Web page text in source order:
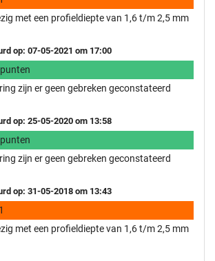
met een profieldiepte van 1,6 t/m 2,5 mm
op: 07-05-2021 om 17:00
zijn er geen gebreken geconstateerd
op: 25-05-2020 om 13:58
zijn er geen gebreken geconstateerd
op: 31-05-2018 om 13:43
met een profieldiepte van 1,6 t/m 2,5 mm